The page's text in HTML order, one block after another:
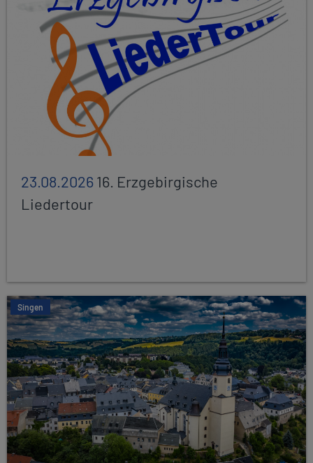
23.08.202616. Erzgebirgische
Liedertour
Singen